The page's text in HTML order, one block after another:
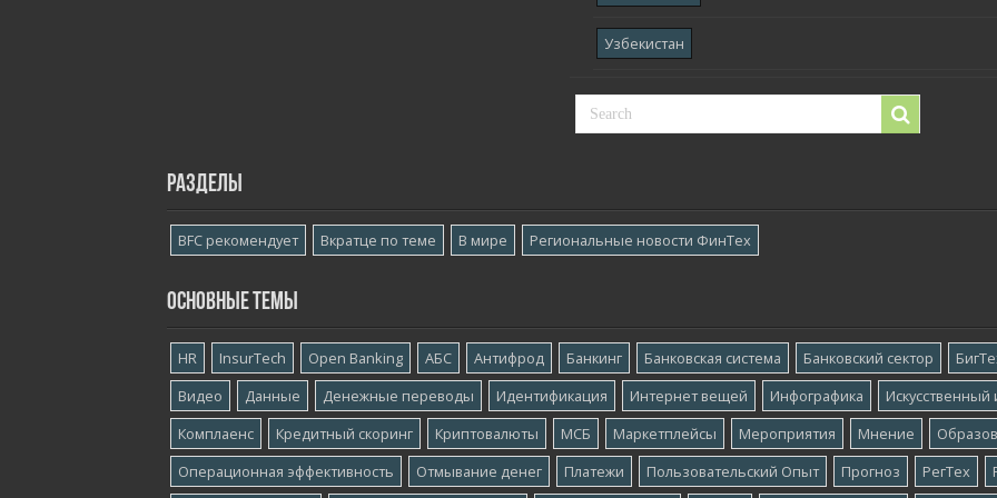
Узбекистан
Разделы
BFC рекомендует Вкратце по теме В мире Региональные новости ФинТех
Основные темы
HR InsurTech Open Banking АБС Антифрод Банкинг Банковская система Банковский сектор
Видео
Данные Денежные переводы Идентификация Интернет вещей Инфографика
Искусственный
Комплаенс
Кредитный скоринг Криптовалюты МСБ Маркетплейсы Мероприятия Мнение
Операционная эффективность
Отмывание денег Платежи Пользовательский Опыт Прогноз РегТех